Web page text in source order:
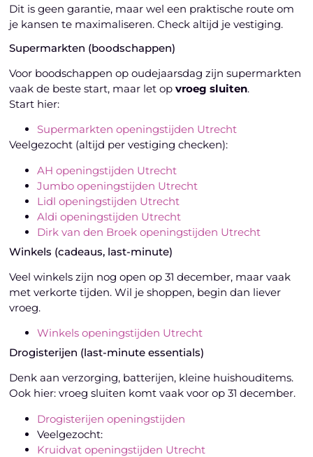
Dit is geen garantie, maar wel een praktische route om
je kansen te maximaliseren. Check altijd je vestiging.
Supermarkten (boodschappen)
Voor boodschappen op oudejaarsdag zijn supermarkten
vaak de beste start, maar let opvroeg sluiten.
Start hier:
Supermarkten openingstijden Utrecht
Veelgezocht (altijd per vestiging checken):
AH openingstijden Utrecht
Jumbo openingstijden Utrecht
Lidl openingstijden Utrecht
Aldi openingstijden Utrecht
Dirk van den Broek openingstijden Utrecht
Winkels (cadeaus, last-minute)
Veel winkels zijn nog open op 31 december, maar vaak
met verkorte tijden. Wil je shoppen, begin dan liever
vroeg.
Winkels openingstijden Utrecht
Drogisterijen (last-minute essentials)
Denk aan verzorging, batterijen, kleine huishouditems.
Ook hier: vroeg sluiten komt vaak voor op 31 december.
Drogisterijen openingstijden
Veelgezocht:
Kruidvat openingstijden Utrecht